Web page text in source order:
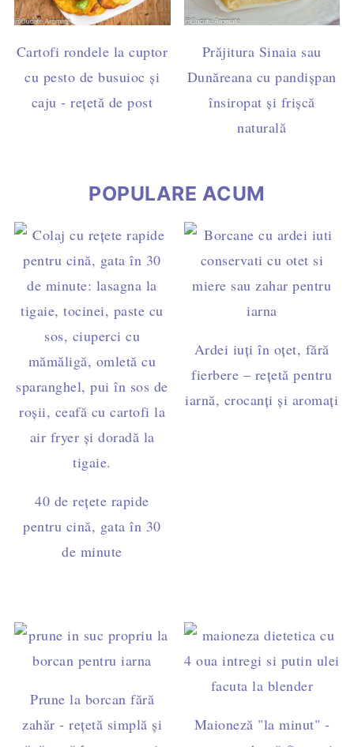
Cartofi rondele la cuptor
cu pesto de busuioc și
caju - rețetă de post
Prăjitura Sinaia sau
Dunăreana cu pandișpan
însiropat și frișcă
naturală
POPULARE ACUM
40 de rețete rapide
pentru cină, gata în 30
de minute
Ardei iuți în oțet, fără
fierbere – rețetă pentru
iarnă, crocanți și aromați
Prune la borcan fără
zahăr - rețetă simplă și
Maioneză "la minut" -